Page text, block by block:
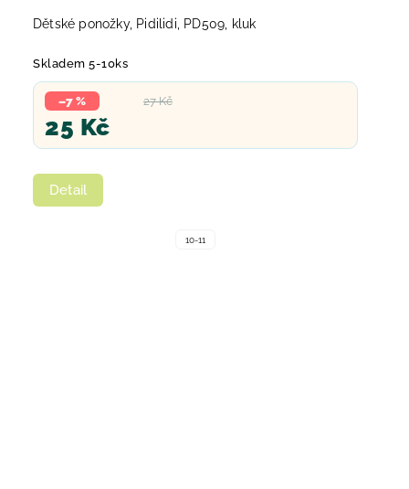
Dětské ponožky, Pidilidi, PD509, kluk
Skladem 5-10ks
27 Kč
–7 %
25 Kč
Detail
10-11